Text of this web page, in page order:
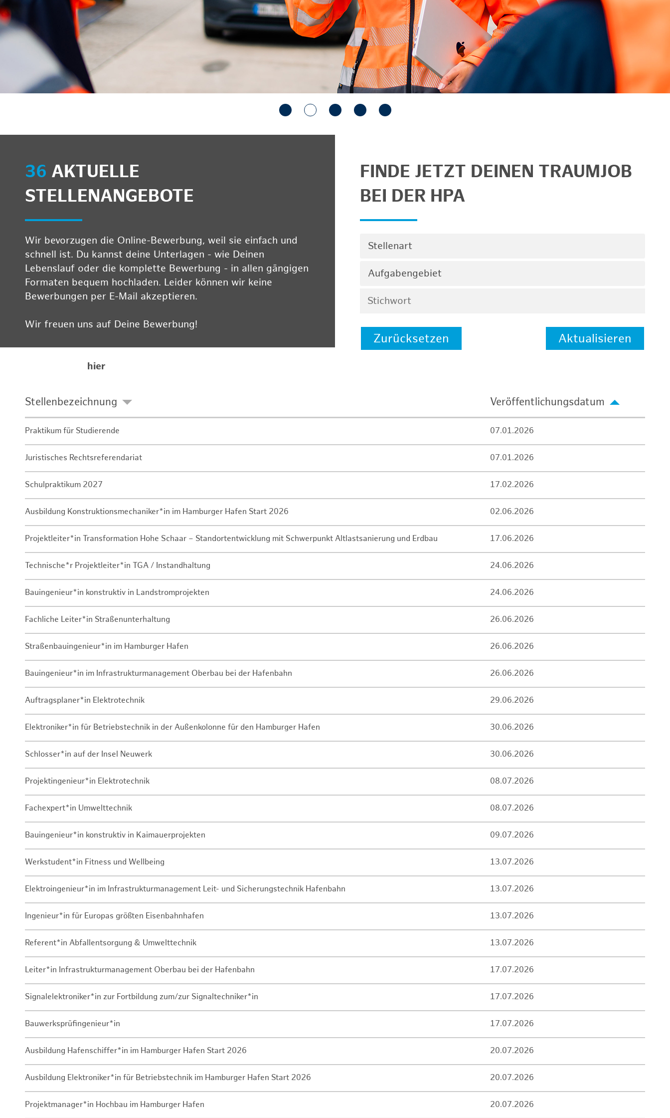
anzeigen/schließen
36 AKTUELLE
STELLENANGEBOTE
Wir bevorzugen die Online-Bewerbung, weil sie einfach und
schnell ist. Du kannst deine Unterlagen - wie Deinen
Lebenslauf oder die komplette Bewerbung - in allen gängigen
Formaten bequem hochladen. Leider können wir keine
Bewerbungen per E-Mail akzeptieren.
Wir freuen uns auf Deine Bewerbung!
hier
FINDE JETZT DEINEN TRAUMJOB
BEI DER HPA
Stellenart
Aufgabengebiet
Zurücksetzen Aktualisieren
Stellenbezeichnung Veröffentlichungsdatum
Praktikum für Studierende 07.01.2026
Juristisches Rechtsreferendariat 07.01.2026
Schulpraktikum 2027 17.02.2026
Ausbildung Konstruktionsmechaniker*in im Hamburger Hafen Start 2026 02.06.2026
Projektleiter*in Transformation Hohe Schaar – Standortentwicklung mit Schwerpunkt Altlastsanierung und Erdbau 17.06.2026
Technische*r Projektleiter*in TGA / Instandhaltung 24.06.2026
Bauingenieur*in konstruktiv in Landstromprojekten 24.06.2026
Fachliche Leiter*in Straßenunterhaltung 26.06.2026
Straßenbauingenieur*in im Hamburger Hafen 26.06.2026
Bauingenieur*in im Infrastrukturmanagement Oberbau bei der Hafenbahn 26.06.2026
Auftragsplaner*in Elektrotechnik 29.06.2026
Elektroniker*in für Betriebstechnik in der Außenkolonne für den Hamburger Hafen 30.06.2026
Schlosser*in auf der Insel Neuwerk 30.06.2026
Projektingenieur*in Elektrotechnik 08.07.2026
Fachexpert*in Umwelttechnik 08.07.2026
Bauingenieur*in konstruktiv in Kaimauerprojekten 09.07.2026
Werkstudent*in Fitness und Wellbeing 13.07.2026
Elektroingenieur*in im Infrastrukturmanagement Leit- und Sicherungstechnik Hafenbahn 13.07.2026
Ingenieur*in für Europas größten Eisenbahnhafen 13.07.2026
Referent*in Abfallentsorgung & Umwelttechnik 13.07.2026
Leiter*in Infrastrukturmanagement Oberbau bei der Hafenbahn 17.07.2026
Signalelektroniker*in zur Fortbildung zum/zur Signaltechniker*in 17.07.2026
Bauwerksprüfingenieur*in 17.07.2026
Ausbildung Hafenschiffer*in im Hamburger Hafen Start 2026 20.07.2026
Ausbildung Elektroniker*in für Betriebstechnik im Hamburger Hafen Start 2026 20.07.2026
Projektmanager*in Hochbau im Hamburger Hafen 20.07.2026